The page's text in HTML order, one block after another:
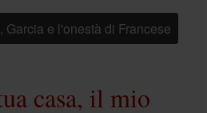
Garcia e l'onestà di Francese
casa, il mio